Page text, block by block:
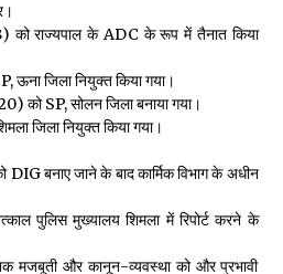
को राज्यपाल के ADC के रूप में तैनात किया
जिला नियुक्त किया गया।
को SP, सोलन जिला बनाया गया।
जिला नियुक्त किया गया।
बनाए जाने के बाद कार्मिक विभाग के अधीन
पुलिस मुख्यालय शिमला में रिपोर्ट करने के
मजबूती और कानून-व्यवस्था को और प्रभावी